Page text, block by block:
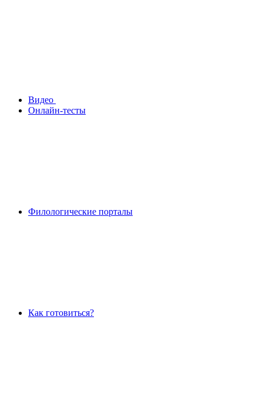
Видео
Онлайн-тесты
Филологические порталы
Как готовиться?